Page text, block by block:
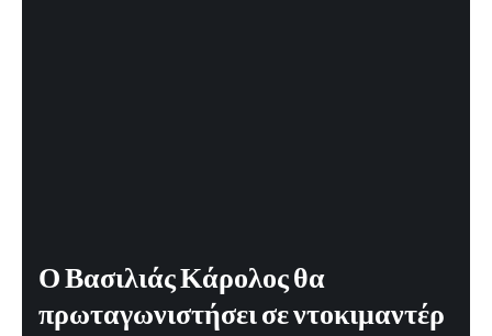
Ο Βασιλιάς Κάρολος θα
πρωταγωνιστήσει σε ντοκιμαντέρ